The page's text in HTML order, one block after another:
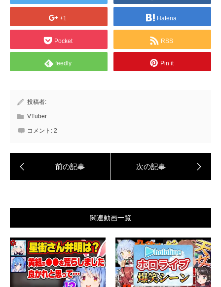
+1 Hatena
Pocket RSS
feedly Pin it
投稿者:
VTuber
コメント: 2
関連動画一覧